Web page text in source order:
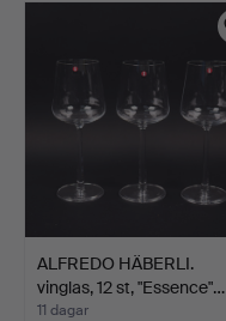
ALFREDO HÄBERLI.
vinglas, 12 st, "Essence"…
11 dagar